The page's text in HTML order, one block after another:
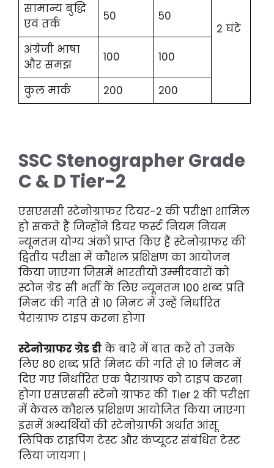
2 घंटे
सामान्य बुद्धि
एवं तर्क
50 50
अंग्रेजी भाषा
और समझ
100 100
कुल मार्क 200 200
SSC Stenographer Grade
C & D Tier-2
एसएससी स्टेनोग्राफर टियर-2 की परीक्षा शामिल
हो सकते हैं जिन्होंने डियर फर्स्ट नियम नियम
न्यूनतम योग्य अंकों प्राप्त किए हैं स्टेनोग्राफर की
द्वितीय परीक्षा में कौशल प्रशिक्षण का आयोजन
किया जाएगा जिसमें भारतीयों उम्मीदवारों को
स्टोन ग्रेड सी भर्ती के लिए न्यूनतम 100 शब्द प्रति
मिनट की गति से 10 मिनट में उन्हें निर्धारित
पैराग्राफ टाइप करना होगा
स्टेनोग्राफर ग्रेड डी के बारे में बात करें तो उनके
लिए 80 शब्द प्रति मिनट की गति से 10 मिनट में
दिए गए निर्धारित एक पैराग्राफ को टाइप करना
होगा एसएससी स्टेनो ग्राफर की Tier 2 की परीक्षा
में केवल कौशल प्रशिक्षण आयोजित किया जाएगा
इसमें अभ्यर्थियों की स्टेनोग्राफी अर्थात आंसू
लिपिक टाइपिंग टेस्ट और कंप्यूटर संबंधित टेस्ट
लिया जायगा |